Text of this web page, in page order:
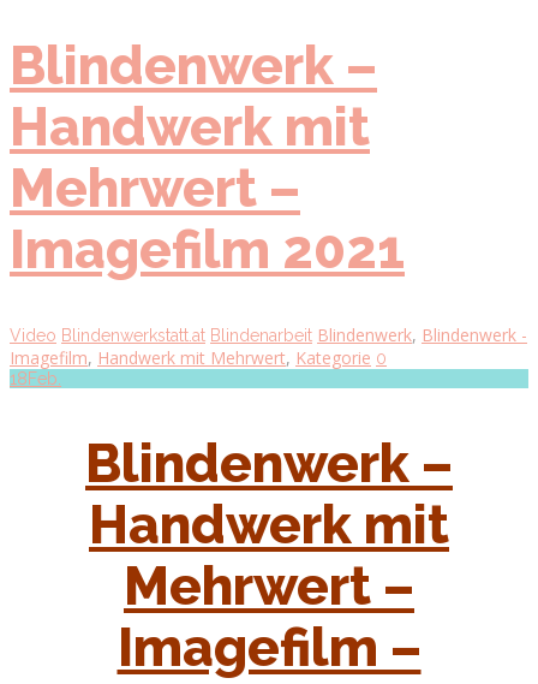
Blindenwerk –
Handwerk mit
Mehrwert –
Imagefilm 2021
Video Blindenwerkstatt.at Blindenarbeit Blindenwerk, Blindenwerk -
Imagefilm, Handwerk mit Mehrwert, Kategorie 0
18Feb.
Blindenwerk –
Handwerk mit
Mehrwert –
Imagefilm –